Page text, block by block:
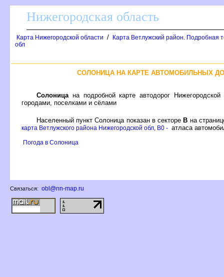
Нижегородская область
Карта Нижегородской области /
Карта Ветлужский район. Подробная
обл
СОЛОНИЦА НА КАРТЕ АВТОМОБИЛЬНЫХ
Солоница на подробной карте автодорог
ородами, поселками и сёлами
Населенный пункт Солоница показан в секторе на
карта Ветлужского района Нижегородской обл, B0 - атласа
Погода в Солоница
Связаться: obl@nn-map.ru